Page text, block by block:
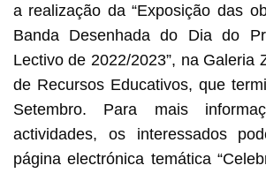
a realização da “Exposição das
Banda Desenhada do Dia do
Lectivo de 2022/2023”, na Galeria
de Recursos Educativos, que
Setembro. Para mais
actividades, os interessados
página electrónica temática